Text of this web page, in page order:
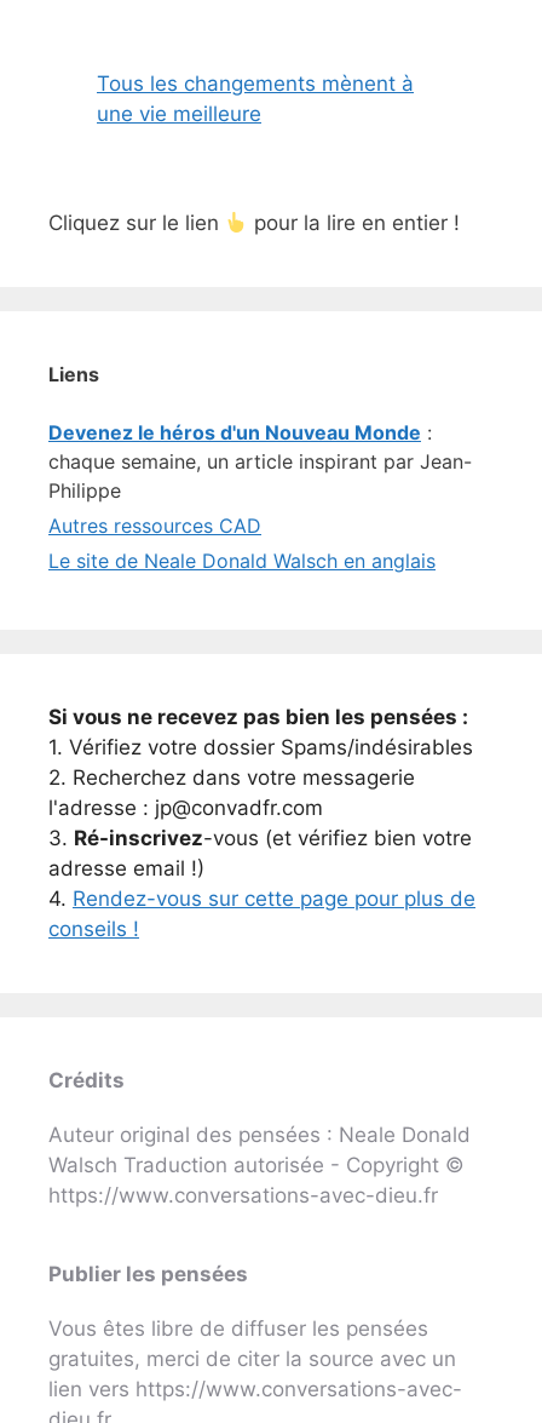
Tous les changements mènent à
une vie meilleure
Cliquez sur le lien pour la lire en entier !
Liens
Devenez le héros d'un Nouveau Monde :
chaque semaine, un article inspirant par Jean-
Philippe
Autres ressources CAD
Le site de Neale Donald Walsch en anglais
Si vous ne recevez pas bien les pensées :
1. Vérifiez votre dossier Spams/indésirables
2. Recherchez dans votre messagerie
l'adresse : jp@convadfr.com
3. Ré-inscrivez-vous (et vérifiez bien votre
adresse email !)
4. Rendez-vous sur cette page pour plus de
conseils !
Crédits
Auteur original des pensées : Neale Donald
Walsch Traduction autorisée - Copyright ©
https://www.conversations-avec-dieu.fr
Publier les pensées
Vous êtes libre de diffuser les pensées
gratuites, merci de citer la source avec un
lien vers https://www.conversations-avec-